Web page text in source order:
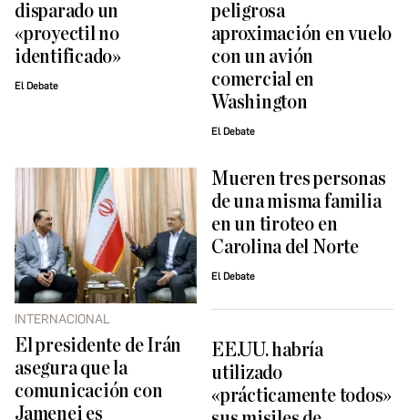
disparado un
«proyectil no
identificado»
El Debate
peligrosa
aproximación en vuelo
con un avión
comercial en
Washington
El Debate
INTERNACIONAL
El presidente de Irán
asegura que la
comunicación con
Jamenei es
Mueren tres personas
de una misma familia
en un tiroteo en
Carolina del Norte
El Debate
EE.UU. habría
utilizado
«prácticamente todos»